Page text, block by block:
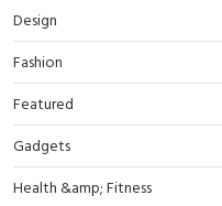
Design
Fashion
Featured
Gadgets
Health &amp; Fitness